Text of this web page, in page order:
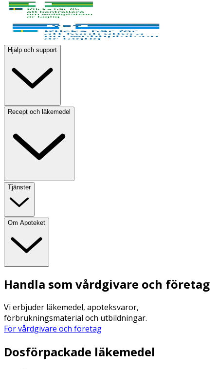
Hjälp och support
Recept och läkemedel
Tjänster
Om Apoteket
Handla som vårdgivare och företag
Vi erbjuder läkemedel, apoteksvaror,
förbrukningsmaterial och utbildningar.
För vårdgivare och företag
Dosförpackade läkemedel